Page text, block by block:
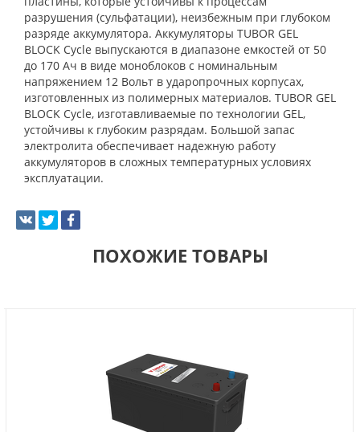
разрушения (сульфатации), неизбежным при глубоком
разряде аккумулятора. Аккумуляторы TUBOR GEL
BLOCK Cycle выпускаются в диапазоне емкостей от 50
до 170 Ач в виде моноблоков с номинальным
напряжением 12 Вольт в ударопрочных корпусах,
изготовленных из полимерных материалов. TUBOR GEL
BLOCK Cycle, изготавливаемые по технологии GEL,
устойчивы к глубоким разрядам. Большой запас
электролита обеспечивает надежную работу
аккумуляторов в сложных температурных условиях
эксплуатации.
ПОХОЖИЕ ТОВАРЫ